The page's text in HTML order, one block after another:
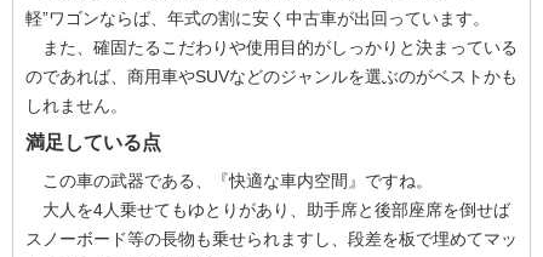
軽”ワゴンならば、年式の割に安く中古車が出回っています。
また、確固たるこだわりや使用目的がしっかりと決まっている
のであれば、商用車やSUVなどのジャンルを選ぶのがベストかも
しれません。
満足している点
この車の武器である、『快適な車内空間』ですね。
大人を4人乗せてもゆとりがあり、助手席と後部座席を倒せば
スノーボード等の長物も乗せられますし、段差を板で埋めてマッ